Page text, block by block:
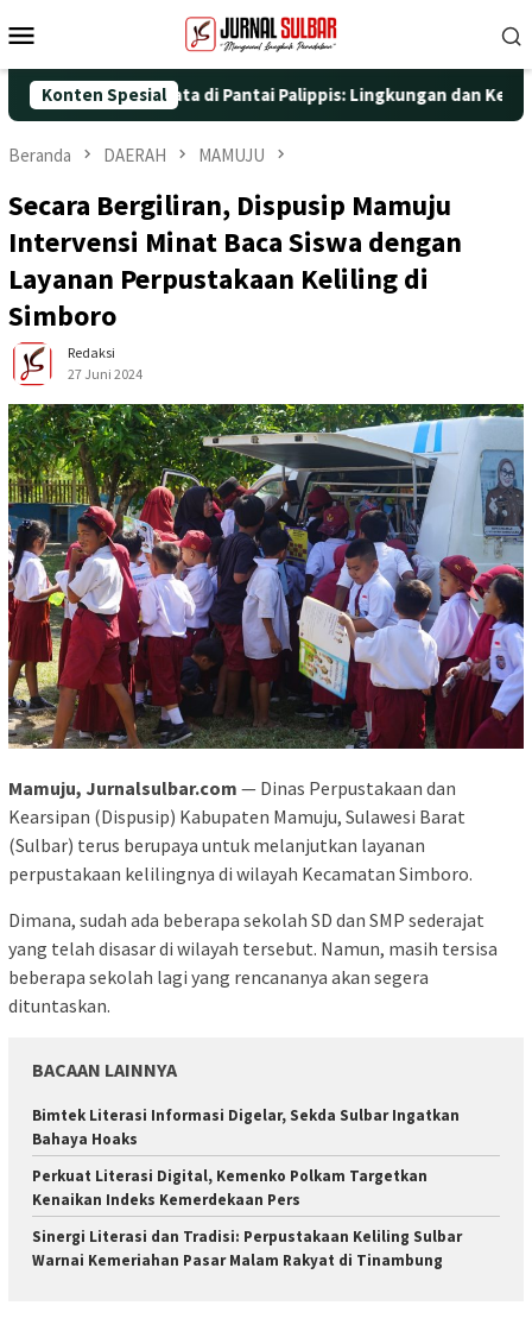
ke
Mobile
Konten Spesial
Aksi Nyata di Pantai Palippis: Lingkungan dan Kesehatan
Beranda DAERAH MAMUJU
Secara Bergiliran, Dispusip Mamuju
Intervensi Minat Baca Siswa dengan
Layanan Perpustakaan Keliling di
Simboro
Redaksi
27 Juni 2024
Mamuju, Jurnalsulbar.com — Dinas Perpustakaan dan
Kearsipan (Dispusip) Kabupaten Mamuju, Sulawesi Barat
(Sulbar) terus berupaya untuk melanjutkan layanan
perpustakaan kelilingnya di wilayah Kecamatan Simboro.
Dimana, sudah ada beberapa sekolah SD dan SMP sederajat
yang telah disasar di wilayah tersebut. Namun, masih tersisa
beberapa sekolah lagi yang rencananya akan segera
dituntaskan.
BACAAN LAINNYA
Bimtek Literasi Informasi Digelar, Sekda Sulbar Ingatkan
Bahaya Hoaks
Perkuat Literasi Digital, Kemenko Polkam Targetkan
Kenaikan Indeks Kemerdekaan Pers
Sinergi Literasi dan Tradisi: Perpustakaan Keliling Sulbar
Warnai Kemeriahan Pasar Malam Rakyat di Tinambung